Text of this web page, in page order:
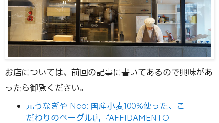
お店については、前回の記事に書いてあるので興味があ
ったら御覧ください。
元うなぎや Neo: 国産小麦100%使った、こ
だわりのベーグル店『AFFIDAMENTO